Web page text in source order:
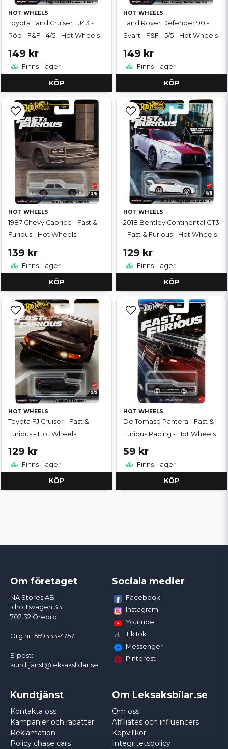
HOT WHEELS
Toyota Land Cruiser FJ43 -
Röd - F&F - 4/5 - Hot Wheels
149 kr
Finns i lager
KÖP
HOT WHEELS
Land Rover Defender 90 -
Svart - F&F - 5/5 - Hot Wheels
149 kr
Finns i lager
KÖP
HOT WHEELS
1987 Chevy Caprice - Fast &
Furious - Hot Wheels
139 kr
Finns i lager
KÖP
HOT WHEELS
2018 Bentley Continental GT3
- Fast & Furious - Hot Wheels
129 kr
Finns i lager
KÖP
HOT WHEELS
Toyota FJ Cruiser - Fast &
Furious - Hot Wheels
129 kr
Finns i lager
KÖP
HOT WHEELS
De Tomaso Pantera - Fast &
Furious Racing - Hot Wheels
59 kr
Finns i lager
KÖP
Om företaget
NA Stores AB
Idrottsvägen 33
702 32 Örebro
Org.nr: 559333-4757
E-post:
kundtjanst@leksaksbilar.se
Sociala medier
Facebook
Instagram
Youtube
TikTok
Messenger
Pinterest
Kundtjänst
Kontakta oss
Kampanjer och rabatter
Reklamation
Policy chase cars
Om Leksaksbilar.se
Om oss
Affiliates och influencers
Köpvillkor
Integritetspolicy